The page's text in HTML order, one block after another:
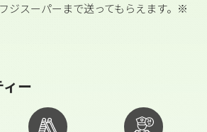
ジスーパーまで送ってもらえます。※
ー